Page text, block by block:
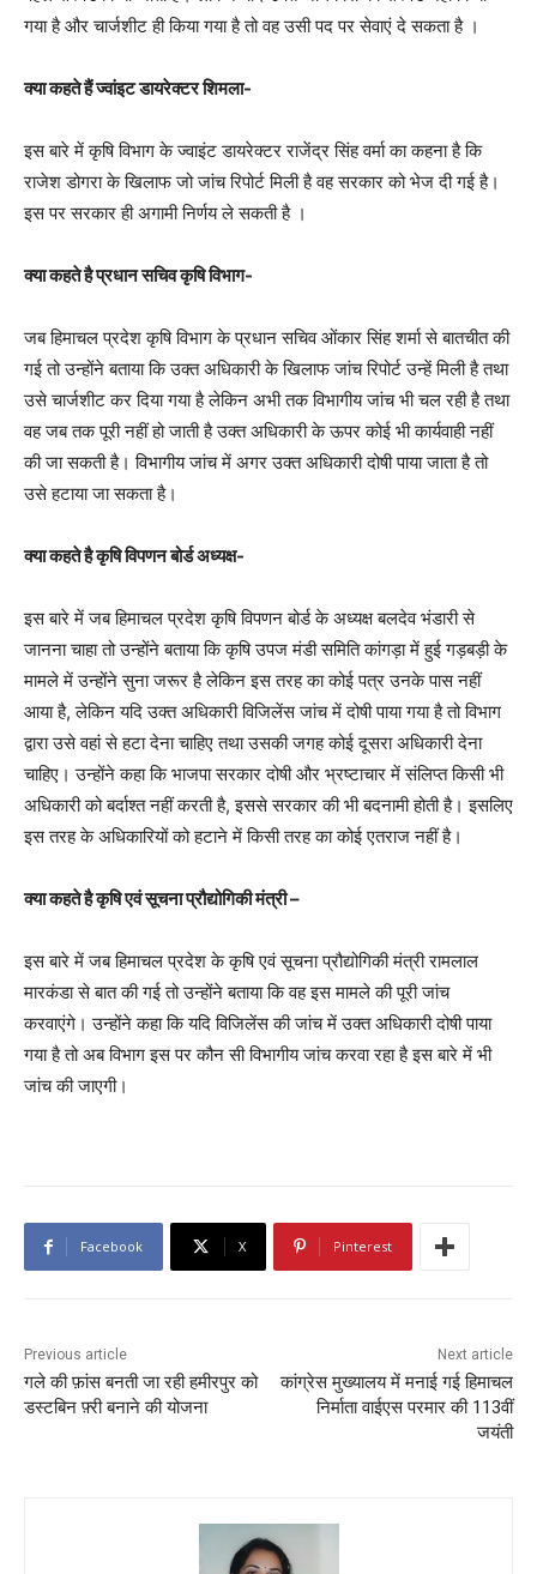
गया है और चार्जशीट ही किया गया है तो वह उसी पद पर सेवाएं दे सकता है ।
क्या कहते हैं ज्वांइट डायरेक्टर शिमला-
इस बारे में कृषि विभाग के ज्वाइंट डायरेक्टर राजेंद्र सिंह वर्मा का कहना है कि
राजेश डोगरा के खिलाफ जो जांच रिपोर्ट मिली है वह सरकार को भेज दी गई है।
इस पर सरकार ही अगामी निर्णय ले सकती है ।
क्या कहते है प्रधान सचिव कृषि विभाग-
जब हिमाचल प्रदेश कृषि विभाग के प्रधान सचिव ओंकार सिंह शर्मा से बातचीत की
गई तो उन्होंने बताया कि उक्त अधिकारी के खिलाफ जांच रिपोर्ट उन्हें मिली है तथा
उसे चार्जशीट कर दिया गया है लेकिन अभी तक विभागीय जांच भी चल रही है तथा
वह जब तक पूरी नहीं हो जाती है उक्त अधिकारी के ऊपर कोई भी कार्यवाही नहीं
की जा सकती है। विभागीय जांच में अगर उक्त अधिकारी दोषी पाया जाता है तो
उसे हटाया जा सकता है।
क्या कहते है कृषि विपणन बोर्ड अध्यक्ष-
इस बारे में जब हिमाचल प्रदेश कृषि विपणन बोर्ड के अध्यक्ष बलदेव भंडारी से
जानना चाहा तो उन्होंने बताया कि कृषि उपज मंडी समिति कांगड़ा में हुई गड़बड़ी के
मामले में उन्होंने सुना जरूर है लेकिन इस तरह का कोई पत्र उनके पास नहीं
आया है, लेकिन यदि उक्त अधिकारी विजिलेंस जांच में दोषी पाया गया है तो विभाग
द्वारा उसे वहां से हटा देना चाहिए तथा उसकी जगह कोई दूसरा अधिकारी देना
चाहिए। उन्होंने कहा कि भाजपा सरकार दोषी और भ्रष्टाचार में संलिप्त किसी भी
अधिकारी को बर्दाश्त नहीं करती है, इससे सरकार की भी बदनामी होती है। इसलिए
इस तरह के अधिकारियों को हटाने में किसी तरह का कोई एतराज नहीं है।
क्या कहते है कृषि एवं सूचना प्रौद्योगिकी मंत्री –
इस बारे में जब हिमाचल प्रदेश के कृषि एवं सूचना प्रौद्योगिकी मंत्री रामलाल
मारकंडा से बात की गई तो उन्होंने बताया कि वह इस मामले की पूरी जांच
करवाएंगे। उन्होंने कहा कि यदि विजिलेंस की जांच में उक्त अधिकारी दोषी पाया
गया है तो अब विभाग इस पर कौन सी विभागीय जांच करवा रहा है इस बारे में भी
जांच की जाएगी।
Facebook X Pinterest
Previous article
गले की फ़ांस बनती जा रही हमीरपुर को
डस्टबिन फ़्री बनाने की योजना
Next article
कांग्रेस मुख्यालय में मनाई गई हिमाचल
निर्माता वाईएस परमार की 113वीं
जयंती